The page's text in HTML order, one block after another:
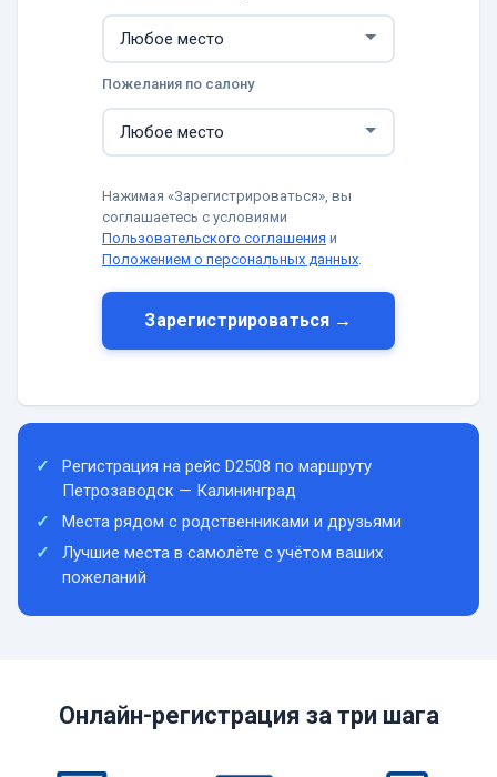
Пожелания по салону
Нажимая «Зарегистрироваться», вы
соглашаетесь с условиями
Пользовательского соглашения и
Положением о персональных данных.
Зарегистрироваться →
Регистрация на рейс D2508 по маршруту
Петрозаводск — Калининград
Места рядом с родственниками и друзьями
Лучшие места в самолёте с учётом ваших
пожеланий
Онлайн-регистрация за три шага